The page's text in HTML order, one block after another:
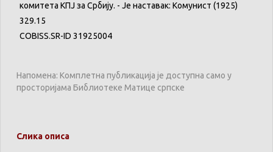
комитета КПЈ за Србију. - Је наставак: Комунист (1925)
329.15
COBISS.SR-ID 31925004
Напомена: Комплетна публикација је доступна само у
просторијама Библиотеке Матице српске
Слика описа